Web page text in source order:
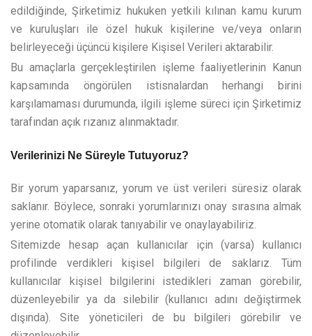
edildiğinde, Şirketimiz hukuken yetkili kılınan kamu kurum
ve kuruluşları ile özel hukuk kişilerine ve/veya onların
belirleyeceği üçüncü kişilere Kişisel Verileri aktarabilir.
Bu amaçlarla gerçekleştirilen işleme faaliyetlerinin Kanun
kapsamında öngörülen istisnalardan herhangi birini
karşılamaması durumunda, ilgili işleme süreci için Şirketimiz
tarafından açık rızanız alınmaktadır.
Verilerinizi Ne Süreyle Tutuyoruz?
Bir yorum yaparsanız, yorum ve üst verileri süresiz olarak
saklanır. Böylece, sonraki yorumlarınızı onay sırasına almak
yerine otomatik olarak tanıyabilir ve onaylayabiliriz.
Sitemizde hesap açan kullanıcılar için (varsa) kullanıcı
profilinde verdikleri kişisel bilgileri de saklarız. Tüm
kullanıcılar kişisel bilgilerini istedikleri zaman görebilir,
düzenleyebilir ya da silebilir (kullanıcı adını değiştirmek
dışında). Site yöneticileri de bu bilgileri görebilir ve